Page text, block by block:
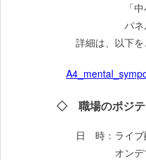
「中小企業
パネルデ
詳細は、以下を
◇ 職場のポジテ
日 時：ライブ
オンデマン